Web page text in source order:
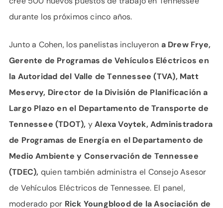
durante los próximos cinco años.
Junto a Cohen, los panelistas incluyeron a Drew Frye,
Gerente de Programas de Vehículos Eléctricos en
la Autoridad del Valle de Tennessee (TVA), Matt
Meservy, Director de la División de Planificación a
Largo Plazo en el Departamento de Transporte de
Tennessee (TDOT), yAlexa Voytek, Administradora
de Programas de Energía en el Departamento de
Medio Ambiente y Conservación de Tennessee
(TDEC), quien también administra el Consejo Asesor
de Vehículos Eléctricos de Tennessee. El panel,
moderado por Rick Youngblood de la Asociación de